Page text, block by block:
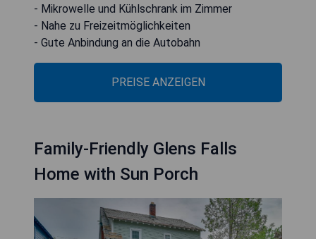
- Mikrowelle und Kühlschrank im Zimmer
- Nahe zu Freizeitmöglichkeiten
- Gute Anbindung an die Autobahn
PREISE ANZEIGEN
Family-Friendly Glens Falls
Home with Sun Porch